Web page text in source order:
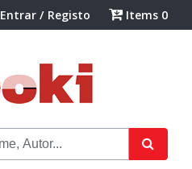
Entrar / Registo Items 0